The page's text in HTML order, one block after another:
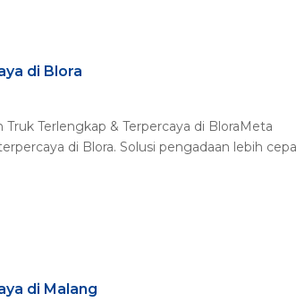
di Blora
Terlengkap & Terpercaya di BloraMeta
di Blora. Solusi pengadaan lebih
di Malang